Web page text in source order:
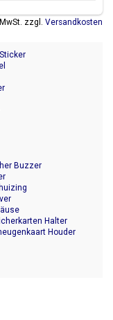
zzgl. Versandkosten
Buzzer
Halter
Houder